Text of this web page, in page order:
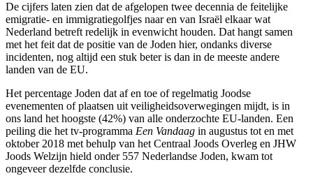
De cijfers laten zien dat de afgelopen twee decennia de feitelijke
emigratie- en immigratiegolfjes naar en van Israël elkaar wat
Nederland betreft redelijk in evenwicht houden. Dat hangt samen
met het feit dat de positie van de Joden hier, ondanks diverse
incidenten, nog altijd een stuk beter is dan in de meeste andere
landen van de EU.
Het percentage Joden dat af en toe of regelmatig Joodse
evenementen of plaatsen uit veiligheidsoverwegingen mijdt, is in
ons land het hoogste (42%) van alle onderzochte EU-landen. Een
peiling die het tv-programma Een Vandaag in augustus tot en met
oktober 2018 met behulp van het Centraal Joods Overleg en JHW
Joods Welzijn hield onder 557 Nederlandse Joden, kwam tot
ongeveer dezelfde conclusie.